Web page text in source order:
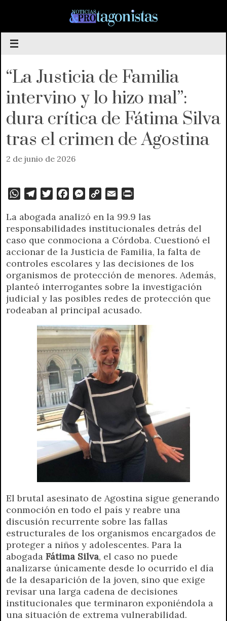
contenido
“La Justicia de Familia
intervino y lo hizo mal”:
dura crítica de Fátima Silva
tras el crimen de Agostina
2 de junio de 2026
W
a
t
s
A
p
p
l
e
g
r
a
m
i
t
t
e
r
c
e
b
o
o
k
M
s
s
e
n
g
e
r
p
y
L
i
n
k
a
i
l
i
n
t
F
r
i
e
n
d
l
y
La abogada analizó en la 99.9 las
responsabilidades institucionales detrás del
caso que conmociona a Córdoba. Cuestionó el
accionar de la Justicia de Familia, la falta de
controles escolares y las decisiones de los
organismos de protección de menores. Además,
planteó interrogantes sobre la investigación
judicial y las posibles redes de protección que
rodeaban al principal acusado.
El brutal asesinato de Agostina sigue generando
conmoción en todo el país y reabre una
discusión recurrente sobre las fallas
estructurales de los organismos encargados de
proteger a niños y adolescentes. Para la
abogada Fátima Silva, el caso no puede
analizarse únicamente desde lo ocurrido el día
de la desaparición de la joven, sino que exige
revisar una larga cadena de decisiones
institucionales que terminaron exponiéndola a
una situación de extrema vulnerabilidad.